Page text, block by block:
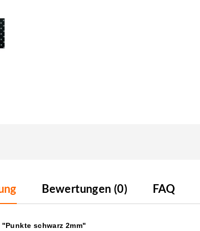
Bewertungen (0) FAQ
schwarz 2mm"